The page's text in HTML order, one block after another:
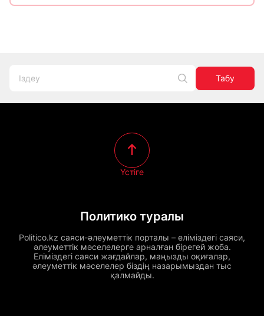
Табу
Политико туралы
Politico.kz саяси-әлеуметтік порталы – еліміздегі саяси,
әлеуметтік мәселелерге арналған бірегей жоба.
Еліміздегі саяси жағдайлар, маңызды оқиғалар,
әлеуметтік мәселелер біздің назарымыздан тыс
қалмайды.
Үстіге